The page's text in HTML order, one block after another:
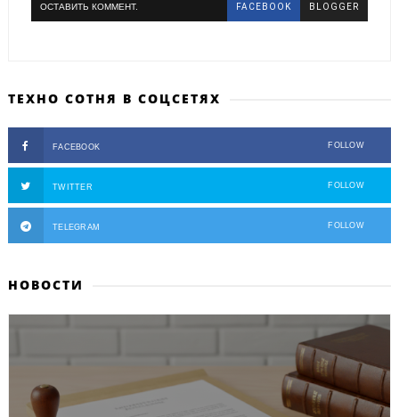
ОСТАВИТЬ КОММЕНТ. FACEBOOK BLOGGER
ТЕХНО СОТНЯ В СОЦСЕТЯХ
FACEBOOK FOLLOW
TWITTER FOLLOW
TELEGRAM FOLLOW
НОВОСТИ